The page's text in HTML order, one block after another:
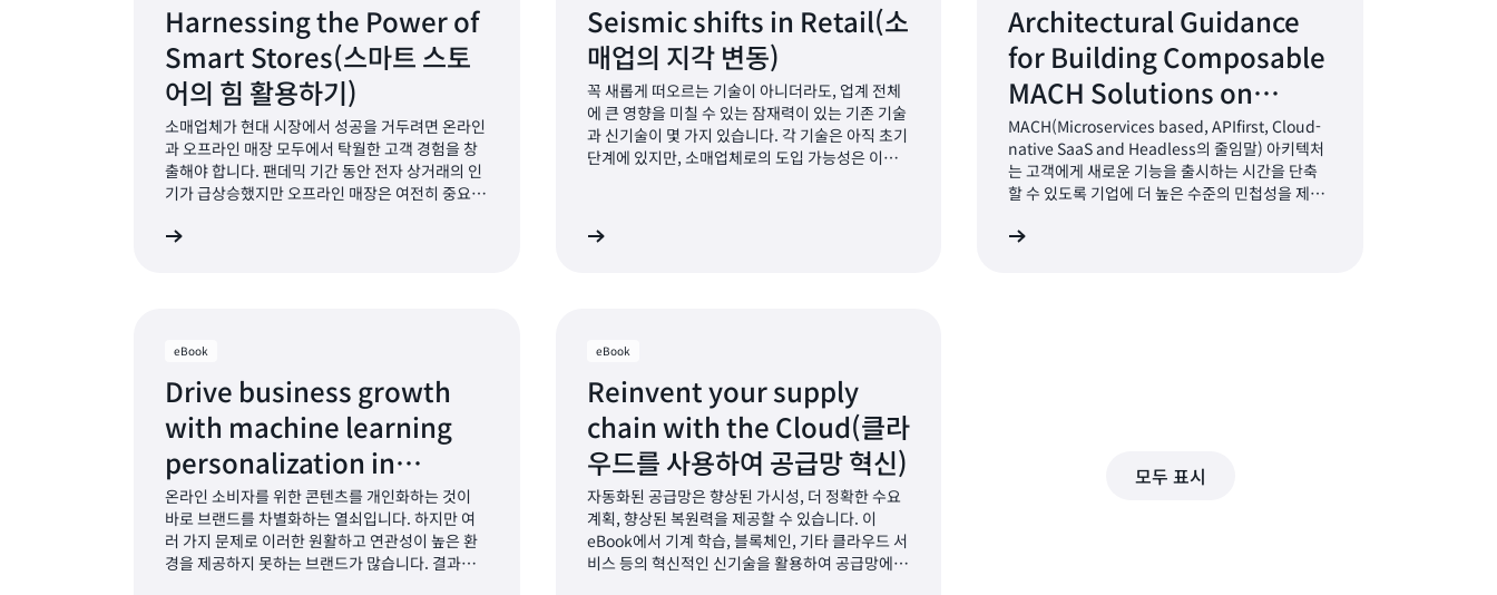
Harnessing the Power of
Smart Stores(스마트 스토
어의 힘 활용하기)
소매업체가 현대 시장에서 성공을 거두려면 온라인
과 오프라인 매장 모두에서 탁월한 고객 경험을 창
출해야 합니다. 팬데믹 기간 동안 전자 상거래의 인
기가 급상승했지만 오프라인 매장은 여전히 중요한
고 있습니다. 오프라인 매장은 여전히 제품을 발견
Seismic shifts in Retail(소
매업의 지각 변동)
꼭 새롭게 떠오르는 기술이 아니더라도, 업계 전체
에 큰 영향을 미칠 수 있는 잠재력이 있는 기존 기술
과 신기술이 몇 가지 있습니다. 각 기술은 아직 초기
단계에 있지만, 소매업체로의 도입 가능성은 이미
잠재적 용도와 문제점을 알아봅니다.
Architectural Guidance
for Building Composable
MACH Solutions on
AWS(AWS에서 구성 가능한
MACH 솔루션을 구축하기 위
한 아키텍처 지침)
MACH(Microservices based, APIfirst, Cloud-
native SaaS and Headless의 줄임말) 아키텍처
는 고객에게 새로운 기능을 출시하는 시간을 단축
할 수 있도록 기업에 더 높은 수준의 민첩성을 제공
템으로 확산되었으며, 이제 소매업체가 상거래 솔
eBook
Drive business growth
with machine learning
personalization in
retail(소매업에서 기계 학습
개인화로 비즈니스 성장 촉진)
온라인 소비자를 위한 콘텐츠를 개인화하는 것이
바로 브랜드를 차별화하는 열쇠입니다. 하지만 여
러 가지 문제로 이러한 원활하고 연관성이 높은 환
경을 제공하지 못하는 브랜드가 많습니다. 결과적
eBook
Reinvent your supply
chain with the Cloud(클라
우드를 사용하여 공급망 혁신)
자동화된 공급망은 향상된 가시성, 더 정확한 수요
계획, 향상된 복원력을 제공할 수 있습니다. 이
eBook에서 기계 학습, 블록체인, 기타 클라우드 서
비스 등의 혁신적인 신기술을 활용하여 공급망에서
모두 표시